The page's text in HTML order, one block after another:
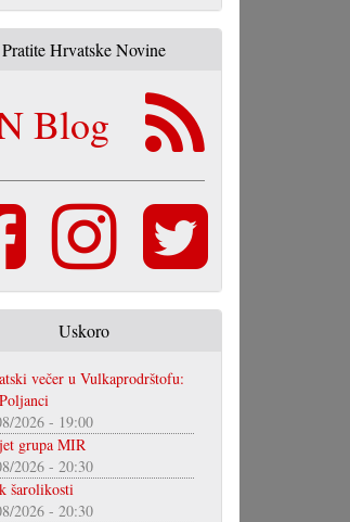
Pratite Hrvatske Novine
Blog
Uskoro
večer u Vulkaprodrštofu:
2026 - 19:00
grupa MIR
2026 - 20:30
šarolikosti
2026 - 20:30